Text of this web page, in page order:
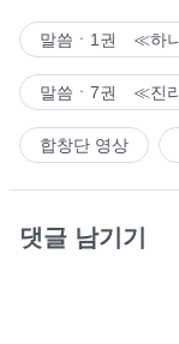
말씀ㆍ1권 ≪하
말씀ㆍ7권 ≪진
합창단 영상
댓글 남기기